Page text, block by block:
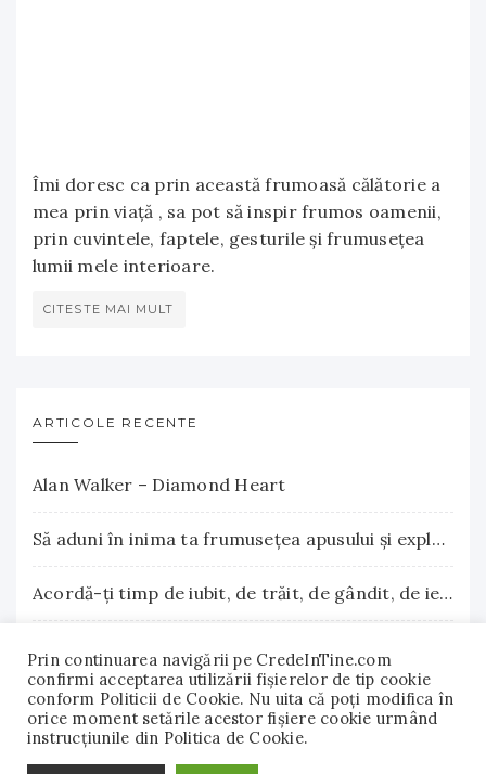
Îmi doresc ca prin această frumoasă călătorie a
mea prin viață , sa pot să inspir frumos oamenii,
prin cuvintele, faptele, gesturile și frumusețea
lumii mele interioare.
CITESTE MAI MULT
ARTICOLE RECENTE
Alan Walker – Diamond Heart
Să aduni în inima ta frumuseţea apusului şi explozia nesfârşită a răsăritului
Acordă-ţi timp de iubit, de trăit, de gândit, de iertat
Surse naturale de biotină care încurajează creşterea părului. Vitamina B7 susţine sănătatea părului, pielii şi unghiilor
© 2018 - 2022 CredeInTine.com. Toate drepturile
Prin continuarea navigării pe CredeInTine.com
confirmi acceptarea utilizării fişierelor de tip cookie
conform Politicii de Cookie. Nu uita că poți modifica în
orice moment setările acestor fişiere cookie urmând
instrucțiunile din Politica de Cookie.